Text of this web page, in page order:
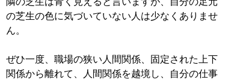
の芝生の色に気づいていない人は少なくありませ
ん。
ぜひ一度、職場の狭い人間関係、固定された上下
関係から離れて、人間関係を越境し、自分の仕事